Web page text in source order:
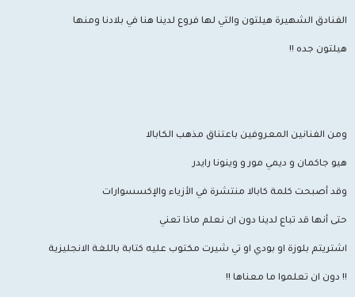
الفنادق الشهيرة هيلتون والتي لها فروع لدينا هنا في بلادنا ومنها
هيلتون جده !!
ومن الفنانين المعروفين باعتناق مذهب الكابالا
هيو جاكمان و ديمي مور و وينونا رايدر
وقد أصبحت كلمة كابالا منتشرة في الأزياء والإكسسوارات
حتى أنها قد تباع لدينا دون ان نعلم ماذا تعني
اشتريتم بلوزة او بودي او تي شيرت مكتوب عليه كتابة باللغة الانجليزية
!! دون ان تعلموا ما معناها !!